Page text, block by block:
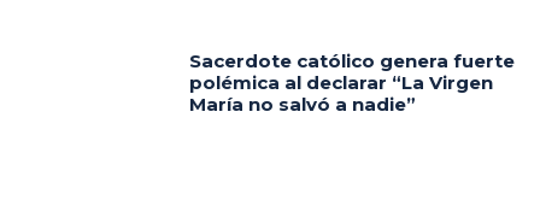
Sacerdote católico genera fuerte
polémica al declarar “La Virgen
María no salvó a nadie”